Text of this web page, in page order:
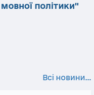
політики"
Всі новини...